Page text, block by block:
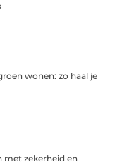
wonen: zo haal je
met zekerheid en